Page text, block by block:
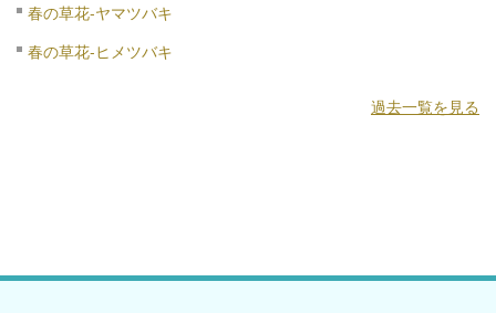
春の草花-ヤマツバキ
春の草花-ヒメツバキ
過去一覧を見る